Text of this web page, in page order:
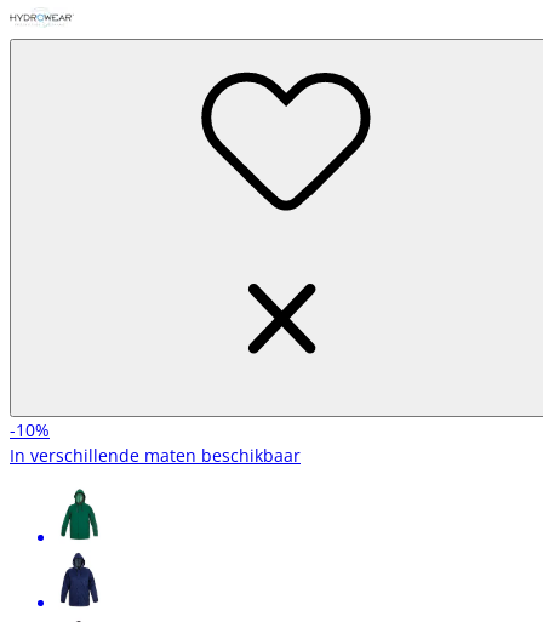
-10%
In verschillende maten beschikbaar